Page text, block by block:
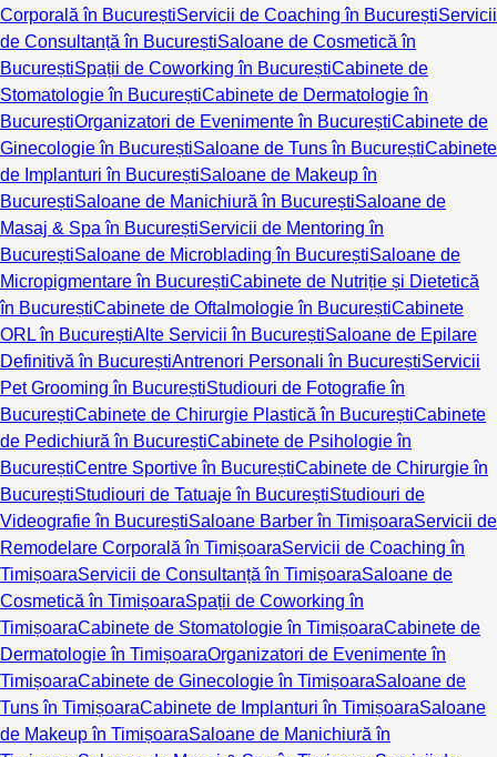
Corporală în BucureștiServicii de Coaching în BucureștiServicii
de Consultanță în BucureștiSaloane de Cosmetică în
BucureștiSpații de Coworking în BucureștiCabinete de
Stomatologie în BucureștiCabinete de Dermatologie în
BucureștiOrganizatori de Evenimente în BucureștiCabinete de
Ginecologie în BucureștiSaloane de Tuns în BucureștiCabinete
de Implanturi în BucureștiSaloane de Makeup în
BucureștiSaloane de Manichiură în BucureștiSaloane de
Masaj & Spa în BucureștiServicii de Mentoring în
BucureștiSaloane de Microblading în BucureștiSaloane de
Micropigmentare în BucureștiCabinete de Nutriție și Dietetică
în BucureștiCabinete de Oftalmologie în BucureștiCabinete
ORL în BucureștiAlte Servicii în BucureștiSaloane de Epilare
Definitivă în BucureștiAntrenori Personali în BucureștiServicii
Pet Grooming în BucureștiStudiouri de Fotografie în
BucureștiCabinete de Chirurgie Plastică în BucureștiCabinete
de Pedichiură în BucureștiCabinete de Psihologie în
BucureștiCentre Sportive în BucureștiCabinete de Chirurgie în
BucureștiStudiouri de Tatuaje în BucureștiStudiouri de
Videografie în BucureștiSaloane Barber în TimișoaraServicii de
Remodelare Corporală în TimișoaraServicii de Coaching în
TimișoaraServicii de Consultanță în TimișoaraSaloane de
Cosmetică în TimișoaraSpații de Coworking în
TimișoaraCabinete de Stomatologie în TimișoaraCabinete de
Dermatologie în TimișoaraOrganizatori de Evenimente în
TimișoaraCabinete de Ginecologie în TimișoaraSaloane de
Tuns în TimișoaraCabinete de Implanturi în TimișoaraSaloane
de Makeup în TimișoaraSaloane de Manichiură în